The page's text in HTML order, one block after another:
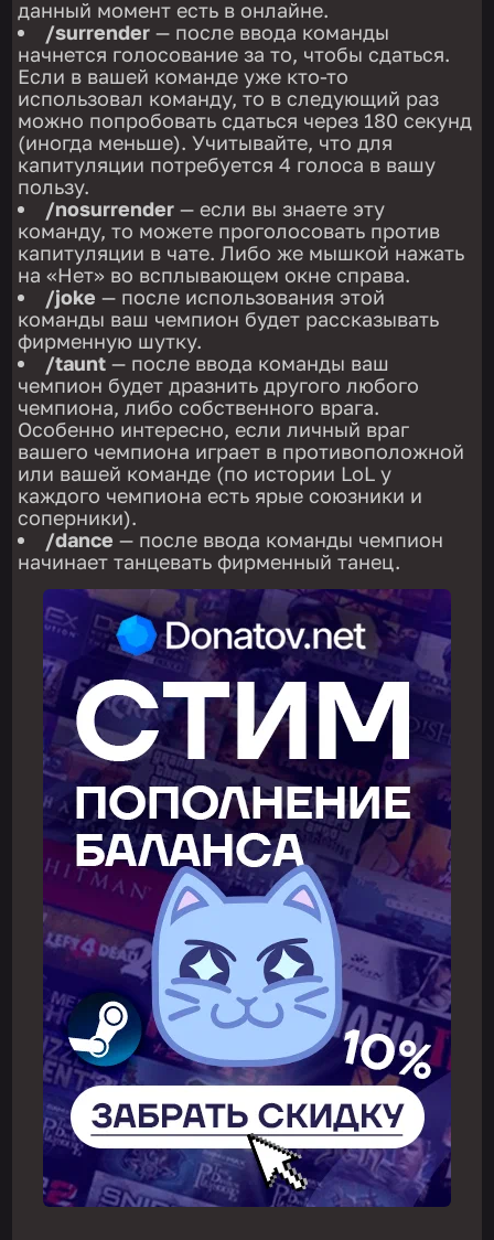
данный момент есть в онлайне.
/surrender — после ввода команды
начнется голосование за то, чтобы сдаться.
Если в вашей команде уже кто-то
использовал команду, то в следующий раз
можно попробовать сдаться через 180 секунд
(иногда меньше). Учитывайте, что для
капитуляции потребуется 4 голоса в вашу
пользу.
/nosurrender — если вы знаете эту
команду, то можете проголосовать против
капитуляции в чате. Либо же мышкой нажать
на «Нет» во всплывающем окне справа.
/joke — после использования этой
команды ваш чемпион будет рассказывать
фирменную шутку.
/taunt — после ввода команды ваш
чемпион будет дразнить другого любого
чемпиона, либо собственного врага.
Особенно интересно, если личный враг
вашего чемпиона играет в противоположной
или вашей команде (по истории LoL у
каждого чемпиона есть ярые союзники и
соперники).
/dance — после ввода команды чемпион
начинает танцевать фирменный танец.